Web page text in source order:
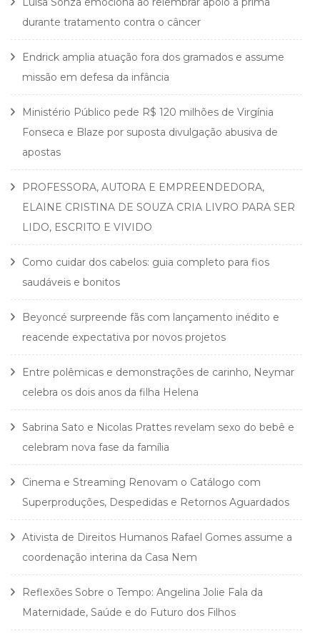
durante tratamento contra o câncer
Endrick amplia atuação fora dos gramados e assume
missão em defesa da infância
Ministério Público pede R$ 120 milhões de Virgínia
Fonseca e Blaze por suposta divulgação abusiva de
apostas
PROFESSORA, AUTORA E EMPREENDEDORA,
ELAINE CRISTINA DE SOUZA CRIA LIVRO PARA SER
LIDO, ESCRITO E VIVIDO
Como cuidar dos cabelos: guia completo para fios
saudáveis e bonitos
Beyoncé surpreende fãs com lançamento inédito e
reacende expectativa por novos projetos
Entre polêmicas e demonstrações de carinho, Neymar
celebra os dois anos da filha Helena
Sabrina Sato e Nicolas Prattes revelam sexo do bebê e
celebram nova fase da família
Cinema e Streaming Renovam o Catálogo com
Superproduções, Despedidas e Retornos Aguardados
Ativista de Direitos Humanos Rafael Gomes assume a
coordenação interina da Casa Nem
Reflexões Sobre o Tempo: Angelina Jolie Fala da
Maternidade, Saúde e do Futuro dos Filhos